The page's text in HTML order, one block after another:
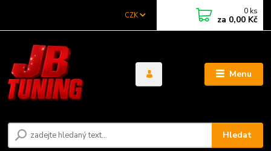
Menu
CZK
Hledat
0 ks
za 0,00 Kč